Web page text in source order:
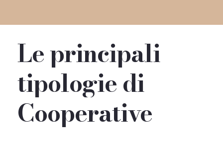
Leprincipali
tipologiedi
Cooperative